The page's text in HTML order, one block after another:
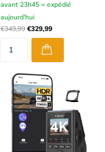
avant 23h45 = expédié
aujourd'hui
€349,99 €329,99